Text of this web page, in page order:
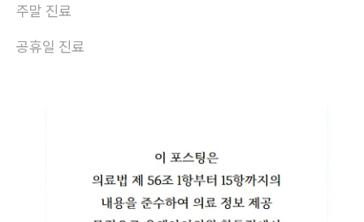
주말 진료
공휴일 진료